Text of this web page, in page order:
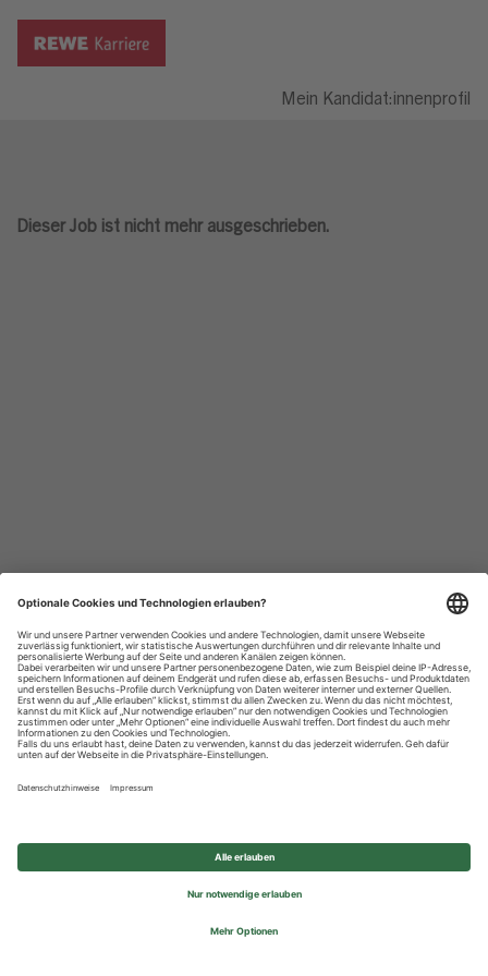
Mein Kandidat:innenprofil
Dieser Job ist nicht mehr ausgeschrieben.
Datenschutzhinweise
Impressum
Privatsphäre-Einstellungen
© 2026 REWE Group - All rights reserved